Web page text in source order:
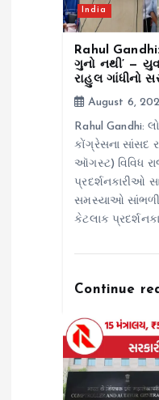
India
Rahul Gandhi:
ગુનો નથી’ —
રાહુલ ગાંધીનો
August 6,
Rahul Gandhi:
કોંગ્રેસના સાંસદ
ઑગસ્ટ) વિવિધ
પ્રદર્શનકારીઓ
સમસ્યાઓ સાંભળી
કેટલાક
Continue